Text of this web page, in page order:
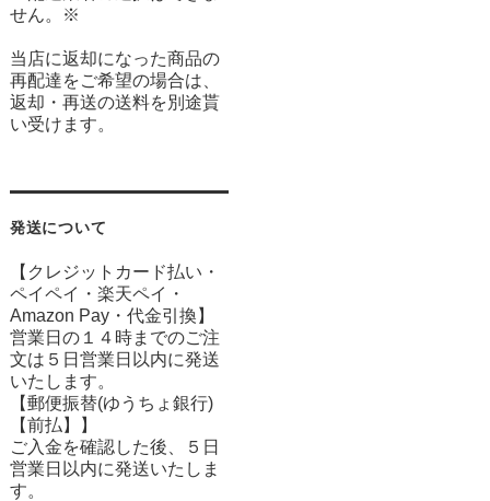
せん。※
当店に返却になった商品の
再配達をご希望の場合は、
返却・再送の送料を別途貰
い受けます。
発送について
【クレジットカード払い・
ペイペイ・楽天ペイ・
Amazon Pay・ 代金引換】
営業日の１４時までのご注
文は５日営業日以内に発送
いたします。
【郵便振替(ゆうちょ銀行)
【前払】】
ご入金を確認した後、５日
営業日以内に発送いたしま
す。